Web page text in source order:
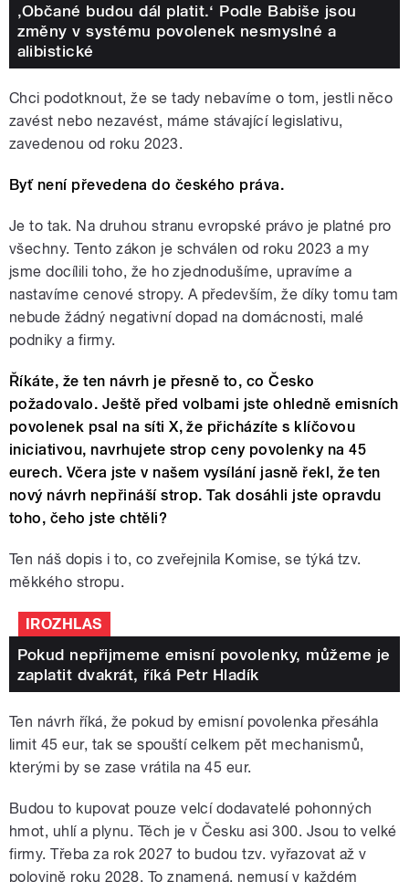
‚Občané budou dál platit.‘ Podle Babiše jsou
změny v systému povolenek nesmyslné a
alibistické
Chci podotknout, že se tady nebavíme o tom, jestli něco
zavést nebo nezavést, máme stávající legislativu,
zavedenou od roku 2023.
Byť není převedena do českého práva.
Je to tak. Na druhou stranu evropské právo je platné pro
všechny. Tento zákon je schválen od roku 2023 a my
jsme docílili toho, že ho zjednodušíme, upravíme a
nastavíme cenové stropy. A především, že díky tomu tam
nebude žádný negativní dopad na domácnosti, malé
podniky a firmy.
Říkáte, že ten návrh je přesně to, co Česko
požadovalo. Ještě před volbami jste ohledně emisních
povolenek psal na síti X, že přicházíte s klíčovou
iniciativou, navrhujete strop ceny povolenky na 45
eurech. Včera jste v našem vysílání jasně řekl, že ten
nový návrh nepřináší strop. Tak dosáhli jste opravdu
toho, čeho jste chtěli?
Ten náš dopis i to, co zveřejnila Komise, se týká tzv.
měkkého stropu.
IROZHLAS
Pokud nepřijmeme emisní povolenky, můžeme je
zaplatit dvakrát, říká Petr Hladík
Ten návrh říká, že pokud by emisní povolenka přesáhla
limit 45 eur, tak se spouští celkem pět mechanismů,
kterými by se zase vrátila na 45 eur.
Budou to kupovat pouze velcí dodavatelé pohonných
hmot, uhlí a plynu. Těch je v Česku asi 300. Jsou to velké
firmy. Třeba za rok 2027 to budou tzv. vyřazovat až v
polovině roku 2028. To znamená, nemusí v každém